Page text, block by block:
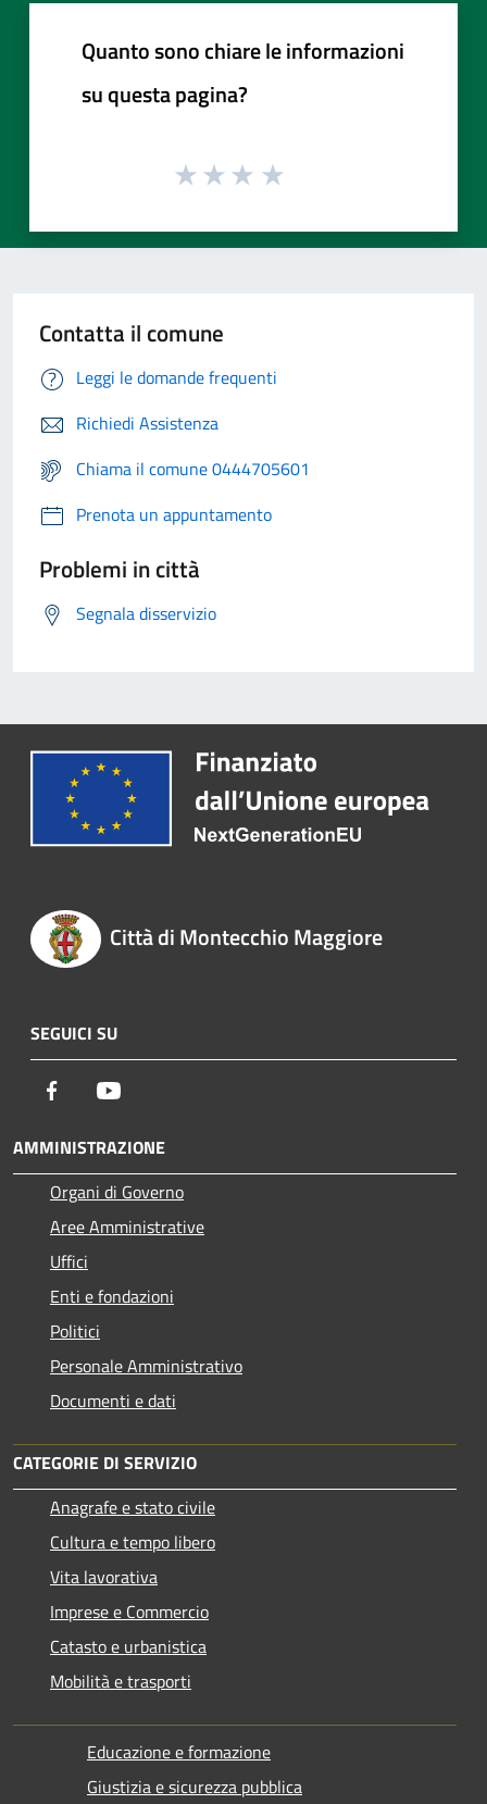
Quanto sono chiare le informazioni
su questa pagina?
Contatta il comune
Leggi le domande frequenti
Richiedi Assistenza
Chiama il comune 0444705601
Prenota un appuntamento
Problemi in città
Segnala disservizio
Città di Montecchio Maggiore
SEGUICI SU
Facebook
AMMINISTRAZIONE
Organi di Governo
Aree Amministrative
Uffici
Enti e fondazioni
Politici
Personale Amministrativo
Documenti e dati
CATEGORIE DI SERVIZIO
Anagrafe e stato civile
Cultura e tempo libero
Vita lavorativa
Imprese e Commercio
Catasto e urbanistica
Mobilità e trasporti
Educazione e formazione
Giustizia e sicurezza pubblica